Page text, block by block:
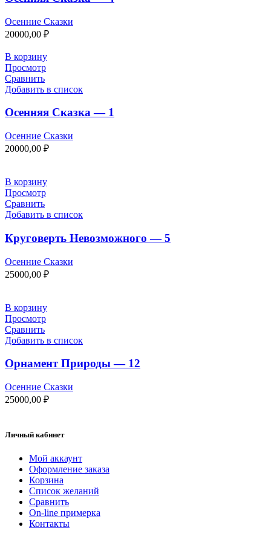
Осенние Сказки
20000,00 ₽
В корзину
Просмотр
Сравнить
Добавить в список
Осенняя Сказка — 1
Осенние Сказки
20000,00 ₽
В корзину
Просмотр
Сравнить
Добавить в список
Круговерть Невозможного — 5
Осенние Сказки
25000,00 ₽
В корзину
Просмотр
Сравнить
Добавить в список
Орнамент Природы — 12
Осенние Сказки
25000,00 ₽
Личный кабинет
Мой аккаунт
Оформление заказа
Корзина
Список желаний
Сравнить
On-line примерка
Контакты